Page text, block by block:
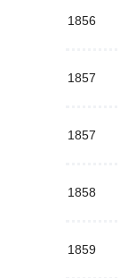
1856
1857
1857
1858
1859